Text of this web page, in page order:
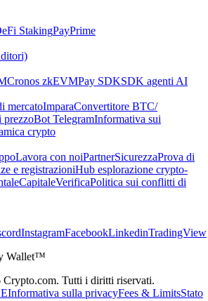
StakingPayPrime
Cronos zkEVMPay SDKSDK agenti AI
mercatoImparaConvertitore BTC/
prezzoBot TelegramInformativa sui
crypto
Lavora con noiPartnerSicurezzaProva di
e registrazioniHub esplorazione crypto-
CapitaleVerificaPolitica sui conflitti di
InstagramFacebookLinkedinTradingView
Wallet™
Tutti i diritti riservati.
Informativa sulla privacyFees & LimitsStato